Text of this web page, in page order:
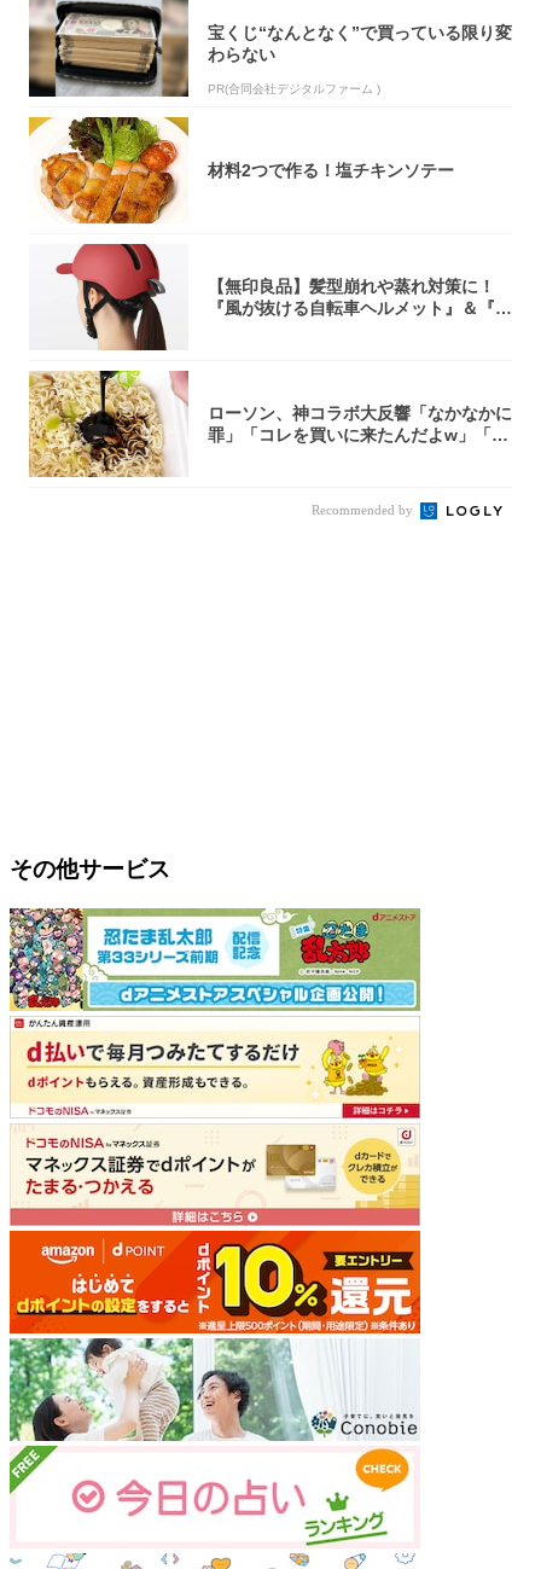
宝くじ“なんとなく”で買っている限り変
わらない
PR(合同会社デジタルファーム )
材料2つで作る！塩チキンソテー
【無印良品】髪型崩れや蒸れ対策に！
『風が抜ける自転車ヘルメット』＆『2
ローソン、神コラボ大反響「なかなかに
罪」「コレを買いに来たんだよw」「３
Recommended by
その他サービス